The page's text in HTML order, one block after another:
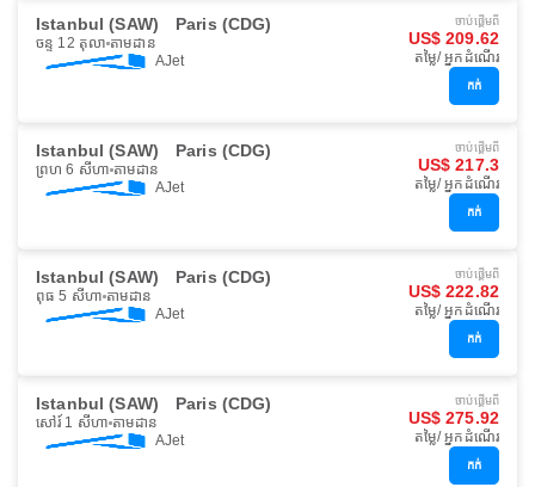
Istanbul (SAW) Paris (CDG)
ចន្ទ 12 តុលា តាមដាន
AJet
ចាប់ផ្ដើមពី
US$ 209.62
តម្លៃ/ អ្នកដំណើរ
កក់
Istanbul (SAW) Paris (CDG)
ព្រហ 6 សីហា តាមដាន
AJet
ចាប់ផ្ដើមពី
US$ 217.3
តម្លៃ/ អ្នកដំណើរ
កក់
Istanbul (SAW) Paris (CDG)
ពុធ 5 សីហា តាមដាន
AJet
ចាប់ផ្ដើមពី
US$ 222.82
តម្លៃ/ អ្នកដំណើរ
កក់
Istanbul (SAW) Paris (CDG)
សៅរ៍ 1 សីហា តាមដាន
AJet
ចាប់ផ្ដើមពី
US$ 275.92
តម្លៃ/ អ្នកដំណើរ
កក់